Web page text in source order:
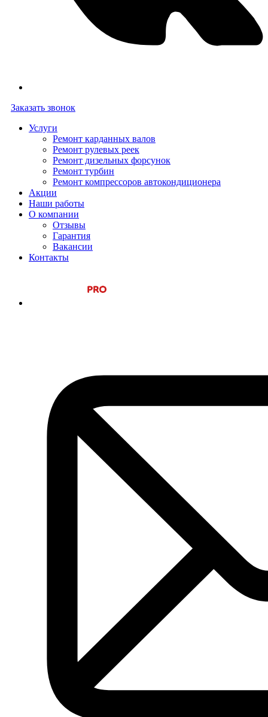
Заказать звонок
Услуги
Ремонт карданных валов
Ремонт рулевых реек
Ремонт дизельных форсунок
Ремонт турбин
Ремонт компрессоров автокондиционера
Акции
Наши работы
О компании
Отзывы
Гарантия
Вакансии
Контакты